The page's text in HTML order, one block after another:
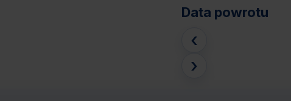
Data powrotu
‹
›